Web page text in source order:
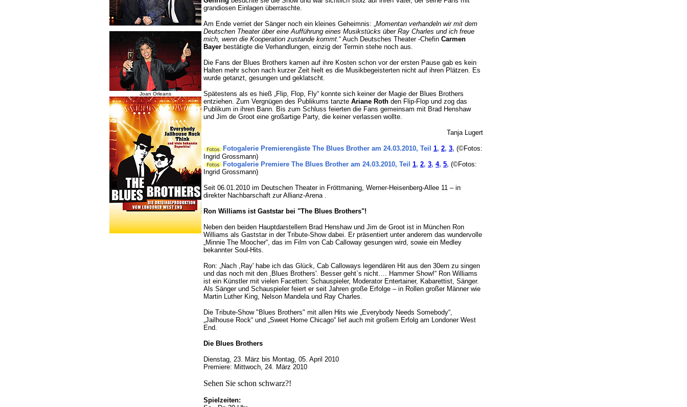
Joan Orleans
grandiosen Einlagen überraschte.
Am Ende verriet der Sänger noch ein kleines Geheimnis: „Momentan verhandeln wir mit dem
Deutschen Theater über eine Aufführung eines Musikstücks über Ray Charles und ich freue
mich, wenn die Kooperation zustande kommt.“ Auch Deutsches Theater -Chefin Carmen
Bayer bestätigte die Verhandlungen, einzig der Termin stehe noch aus.
Die Fans der Blues Brothers kamen auf ihre Kosten schon vor der ersten Pause gab es kein
Halten mehr schon nach kurzer Zeit hielt es die Musikbegeisterten nicht auf ihren Plätzen. Es
wurde getanzt, gesungen und geklatscht.
Spätestens als es hieß „Flip, Flop, Fly“ konnte sich keiner der Magie der Blues Brothers
entziehen. Zum Vergnügen des Publikums tanzte Ariane Roth den Flip-Flop und zog das
Publikum in ihren Bann. Bis zum Schluss feierten die Fans gemeinsam mit Brad Henshaw
und Jim de Groot eine großartige Party, die keiner verlassen wollte.
Tanja Lugert
Fotogalerie Premierengäste The Blues Brother am 24.03.2010, Teil 1, 2, 3, (©Fotos:
Ingrid Grossmann)
Fotogalerie Premiere The Blues Brother am 24.03.2010, Teil 1, 2, 3, 4, 5, (©Fotos:
Ingrid Grossmann)
Seit 06.01.2010 im Deutschen Theater in Fröttmaning, Werner-Heisenberg-Allee 11 – in
direkter Nachbarschaft zur Allianz-Arena .
Ron Williams ist Gaststar bei "The Blues Brothers"!
Neben den beiden Hauptdarstellern Brad Henshaw und Jim de Groot ist in München Ron
Williams als Gaststar in der Tribute-Show dabei. Er präsentiert unter anderem das wundervolle
„Minnie The Moocher“, das im Film von Cab Calloway gesungen wird, sowie ein Medley
bekannter Soul-Hits.
Ron: „Nach ,Ray' habe ich das Glück, Cab Calloways legendären Hit aus den 30ern zu singen
und das noch mit den ,Blues Brothers'. Besser geht`s nicht…. Hammer Show!“ Ron Williams
ist ein Künstler mit vielen Facetten: Schauspieler, Moderator Entertainer, Kabarettist, Sänger.
Als Sänger und Schauspieler feiert er seit Jahren große Erfolge – in Rollen großer Männer wie
Martin Luther King, Nelson Mandela und Ray Charles.
Die Tribute-Show "Blues Brothers" mit allen Hits wie „Everybody Needs Somebody“,
„Jailhouse Rock“ und „Sweet Home Chicago“ lief auch mit großem Erfolg am Londoner West
End.
Die Blues Brothers
Dienstag, 23. März bis Montag, 05. April 2010
Premiere: Mittwoch, 24. März 2010
Sehen Sie schon schwarz?!
Spielzeiten: